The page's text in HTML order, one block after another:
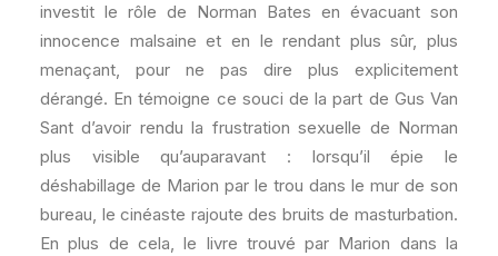
investit le rôle de Norman Bates en évacuant son
innocence malsaine et en le rendant plus sûr, plus
menaçant, pour ne pas dire plus explicitement
dérangé. En témoigne ce souci de la part de Gus Van
Sant d’avoir rendu la frustration sexuelle de Norman
plus visible qu’auparavant : lorsqu’il épie le
déshabillage de Marion par le trou dans le mur de son
bureau, le cinéaste rajoute des bruits de masturbation.
En plus de cela, le livre trouvé par Marion dans la